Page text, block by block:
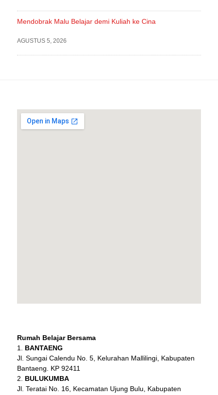
Mendobrak Malu Belajar demi Kuliah ke Cina
AGUSTUS 5, 2026
Rumah Belajar Bersama
BANTAENG
Jl. Sungai Calendu No. 5, Kelurahan Mallilingi, Kabupaten
Bantaeng. KP 92411
BULUKUMBA
Jl. Teratai No. 16, Kecamatan Ujung Bulu, Kabupaten